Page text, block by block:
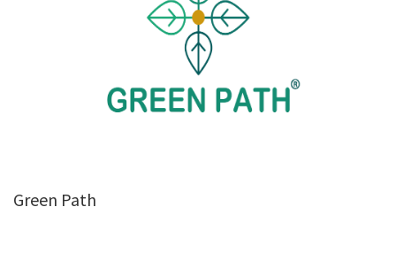
Green Path